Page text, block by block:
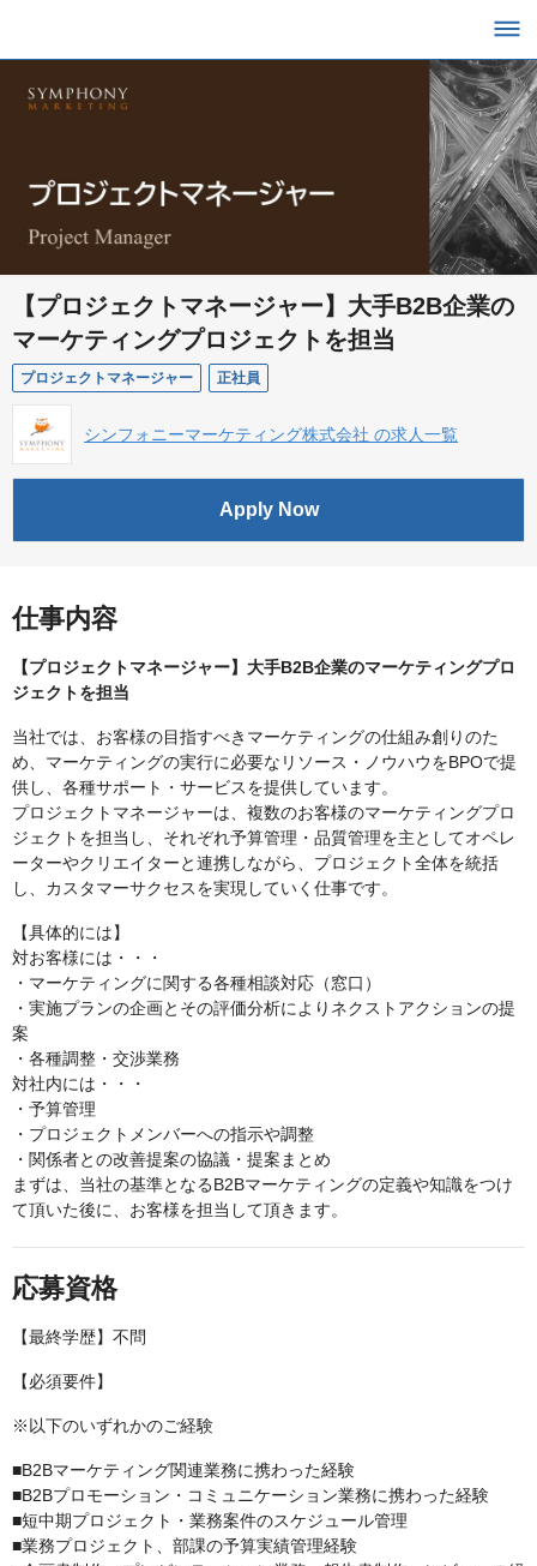
【プロジェクトマネージャー】大手B2B企業の
マーケティングプロジェクトを担当
プロジェクトマネージャー 正社員
シンフォニーマーケティング株式会社 の求人一覧
Apply Now
仕事内容
【プロジェクトマネージャー】大手B2B企業のマーケティングプロ
ジェクトを担当
当社では、お客様の目指すべきマーケティングの仕組み創りのた
め、マーケティングの実行に必要なリソース・ノウハウをBPOで提
供し、各種サポート・サービスを提供しています。
プロジェクトマネージャーは、複数のお客様のマーケティングプロ
ジェクトを担当し、それぞれ予算管理・品質管理を主としてオペレ
ーターやクリエイターと連携しながら、プロジェクト全体を統括
し、カスタマーサクセスを実現していく仕事です。
【具体的には】
対お客様には・・・
・マーケティングに関する各種相談対応（窓口）
・実施プランの企画とその評価分析によりネクストアクションの提
案
・各種調整・交渉業務
対社内には・・・
・予算管理
・プロジェクトメンバーへの指示や調整
・関係者との改善提案の協議・提案まとめ
まずは、当社の基準となるB2Bマーケティングの定義や知識をつけ
て頂いた後に、お客様を担当して頂きます。
応募資格
【最終学歴】不問
【必須要件】
※以下のいずれかのご経験
■B2Bマーケティング関連業務に携わった経験
■B2Bプロモーション・コミュニケーション業務に携わった経験
■短中期プロジェクト・業務案件のスケジュール管理
■業務プロジェクト、部課の予算実績管理経験